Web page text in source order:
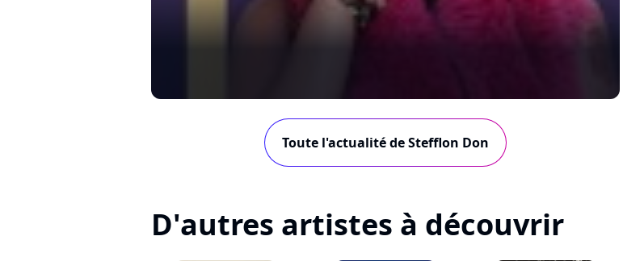
Toute l'actualité de Stefflon Don
D'autres artistes à découvrir